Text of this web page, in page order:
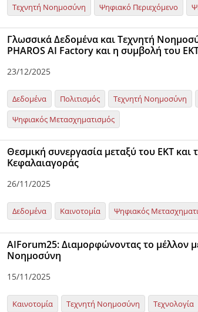
Τεχνητή Νοημοσύνη
Ψηφιακό Περιεχόμενο
Γλωσσικά Δεδομένα και Τεχνητή
PHAROS AI Factory και η συμβολή του
23/12/2025
Δεδομένα Πολιτισμός Τεχνητή Νοημοσύνη
Ψηφιακός Μετασχηματισμός
Θεσμική συνεργασία μεταξύ του EKT και
Κεφαλαιαγοράς
26/11/2025
Δεδομένα Καινοτομία Ψηφιακός
ΑΙForum25: Διαμορφώνοντας το μέλλον
Νοημοσύνη
15/11/2025
Καινοτομία Τεχνητή Νοημοσύνη
Τεχνολογία